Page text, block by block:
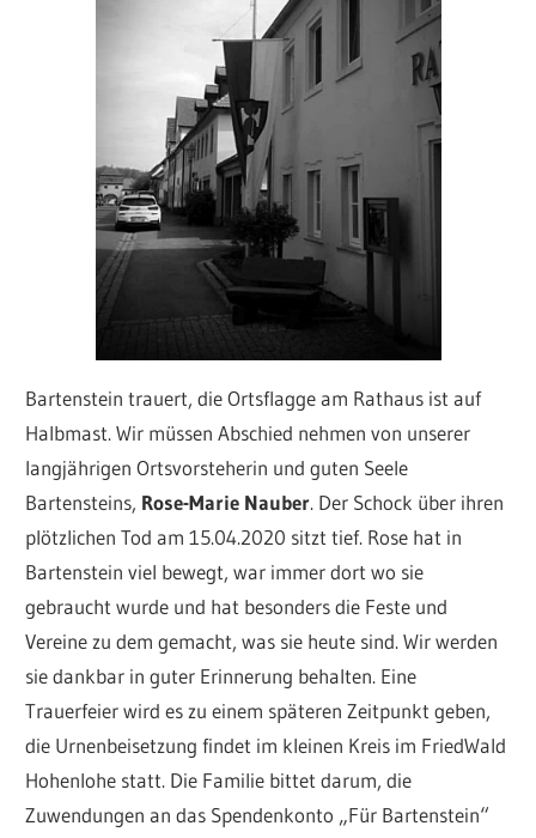
Bartenstein trauert, die Ortsflagge am Rathaus ist auf
Halbmast. Wir müssen Abschied nehmen von unserer
langjährigen Ortsvorsteherin und guten Seele
Bartensteins, Rose-Marie Nauber. Der Schock über ihren
plötzlichen Tod am 15.04.2020 sitzt tief. Rose hat in
Bartenstein viel bewegt, war immer dort wo sie
gebraucht wurde und hat besonders die Feste und
Vereine zu dem gemacht, was sie heute sind. Wir werden
sie dankbar in guter Erinnerung behalten. Eine
Trauerfeier wird es zu einem späteren Zeitpunkt geben,
die Urnenbeisetzung findet im kleinen Kreis im FriedWald
Hohenlohe statt. Die Familie bittet darum, die
Zuwendungen an das Spendenkonto „Für Bartenstein“